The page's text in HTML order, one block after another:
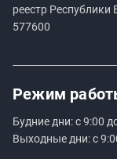
реестр
577600
Режим
Будние дни: с 9:00
Выходные дни: с